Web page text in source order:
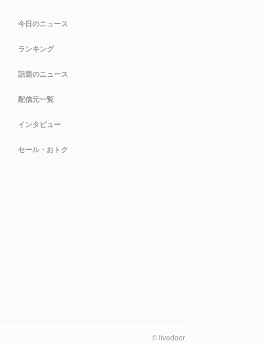
今日のニュース
ランキング
話題のニュース
配信元一覧
インタビュー
セール・おトク
© livedoor